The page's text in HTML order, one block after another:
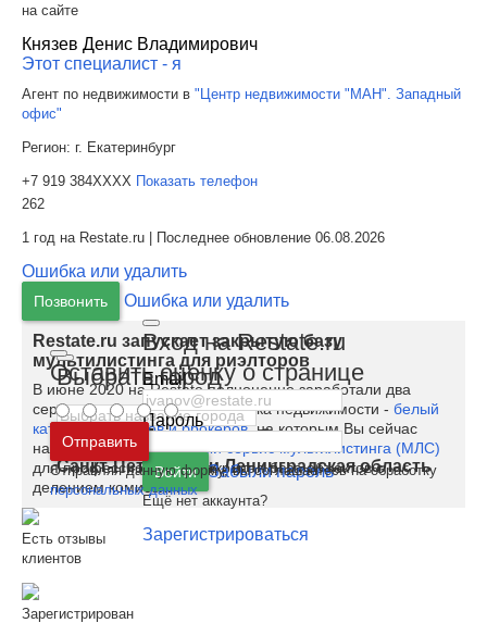
Выбрать город
Москва и
Московская область
Санкт-Петербург иЛенинградская область
Вход на Restate.ru
Email
Пароль
Войти Забыли пароль
Ещё нет аккаунта?
Зарегистрироваться
на сайте
Князев Денис Владимирович
Этот специалист - я
Агент по недвижимости в "Центр недвижимости "МАН". Западный
офис"
Регион: г. Екатеринбург
+7 919 384XXXX Показать телефон
262
1 год на Restate.ru | Последнее обновление 06.08.2026
Ошибка или удалить
Позвонить Ошибка или удалить
Restate.ru запускает закрытую базу
мультилистинга для риэлторов
В июне 2020 на Restate полноценно заработали два
сервиса для специалистов рынка недвижимости - белый
каталог риэлторов и брокеров, на которым Вы сейчас
находитесь, ибесплатный сервис мультилистинга (МЛС)
для профессионалов - закрытая база объектов с
делением комиссии.
Есть отзывы
клиентов
Зарегистрирован
Оставить оценку о странице
Отправить
Отправляя данную форму, вы соглашаетесь на обработку
персональных данных